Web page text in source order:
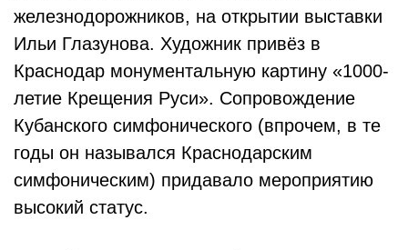
железнодорожников, на открытии выставки
Ильи Глазунова. Художник привёз в
Краснодар монументальную картину «1000-
летие Крещения Руси». Сопровождение
Кубанского симфонического (впрочем, в те
годы он назывался Краснодарским
симфоническим) придавало мероприятию
высокий статус.